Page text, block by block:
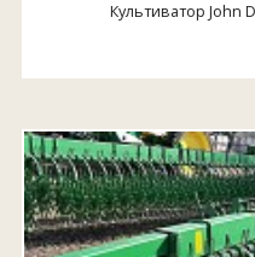
Культиватор John